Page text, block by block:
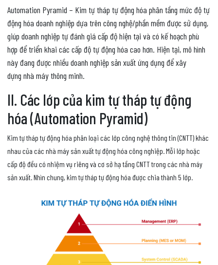
Automation Pyramid – Kim tự tháp tự động hóa phân tầng mức độ tự
động hóa doanh nghiệp dựa trên công nghệ/phần mềm được sử dụng,
giúp doanh nghiệp tự đánh giá cấp độ hiện tại và có kế hoạch phù
hợp để triển khai các cấp độ tự động hóa cao hơn. Hiện tại, mô hình
này đang được nhiều doanh nghiệp sản xuất ứng dụng để xây
dựng nhà máy thông minh.
II. Các lớp của kim tự tháp tự động
hóa (Automation Pyramid)
Kim tự tháp tự động hóa phân loại các lớp công nghệ thông tin (CNTT) khác
nhau của các nhà máy sản xuất tự động hóa công nghiệp. Mỗi lớp hoặc
cấp độ đều có nhiệm vụ riêng và cơ sở hạ tầng CNTT trong các nhà máy
sản xuất. Nhìn chung, kim tự tháp tự động hóa được chia thành 5 lớp.